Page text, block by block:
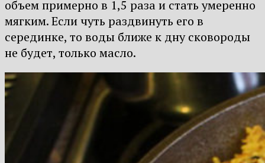
объем примерно в 1,5 раза и стать умеренно
мягким. Если чуть раздвинуть его в
серединке, то воды ближе к дну сковороды
не будет, только масло.